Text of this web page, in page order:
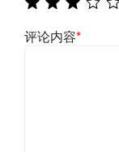
评论内容*